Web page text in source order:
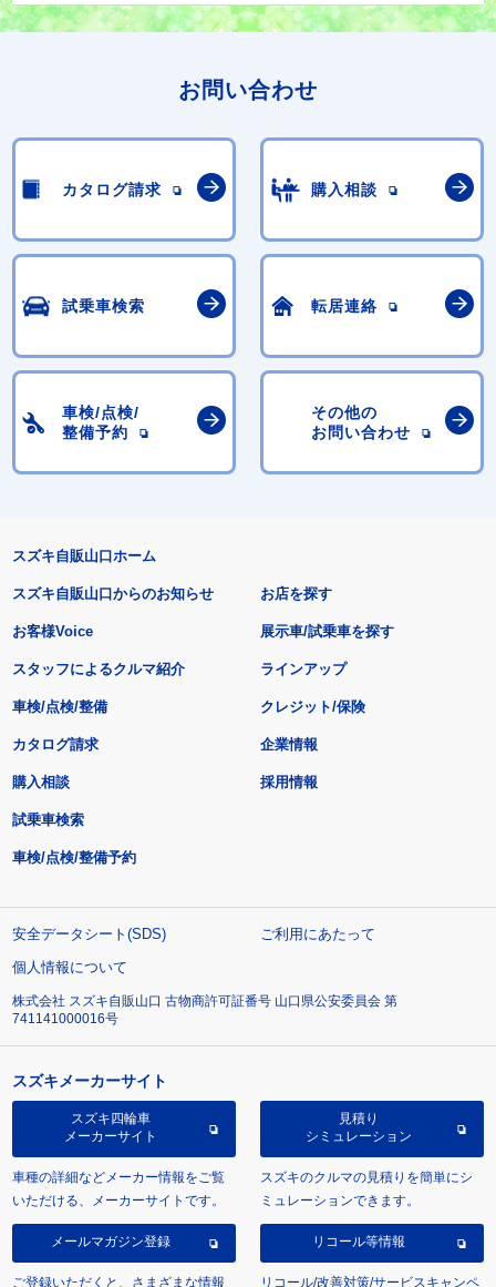
お問い合わせ
カタログ請求 購入相談
試乗車検索 転居連絡
車検/点検/
整備予約
その他の
お問い合わせ
スズキ自販山口ホーム
スズキ自販山口からのお知らせ
お客様Voice
スタッフによるクルマ紹介
お店を探す
展示車/試乗車を探す
ラインアップ
車検/点検/整備 クレジット/保険
カタログ請求
購入相談
試乗車検索
車検/点検/整備予約
企業情報
採用情報
安全データシート(SDS)
ご利用にあたって
個人情報について
株式会社 スズキ自販山口 古物商許可証番号 山口県公安委員会 第
741141000016号
スズキメーカーサイト
スズキ四輪車
メーカーサイト
車種の詳細などメーカー情報をご覧
いただける、メーカーサイトです。
見積り
シミュレーション
スズキのクルマの見積りを簡単にシ
ミュレーションできます。
メールマガジン登録
ご登録いただくと、さまざまな情報
リコール等情報
リコール/改善対策/サービスキャンペ